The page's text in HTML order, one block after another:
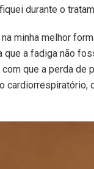
durante o
na minha melhor
a fadiga não
que a perda
cardiorrespiratório,